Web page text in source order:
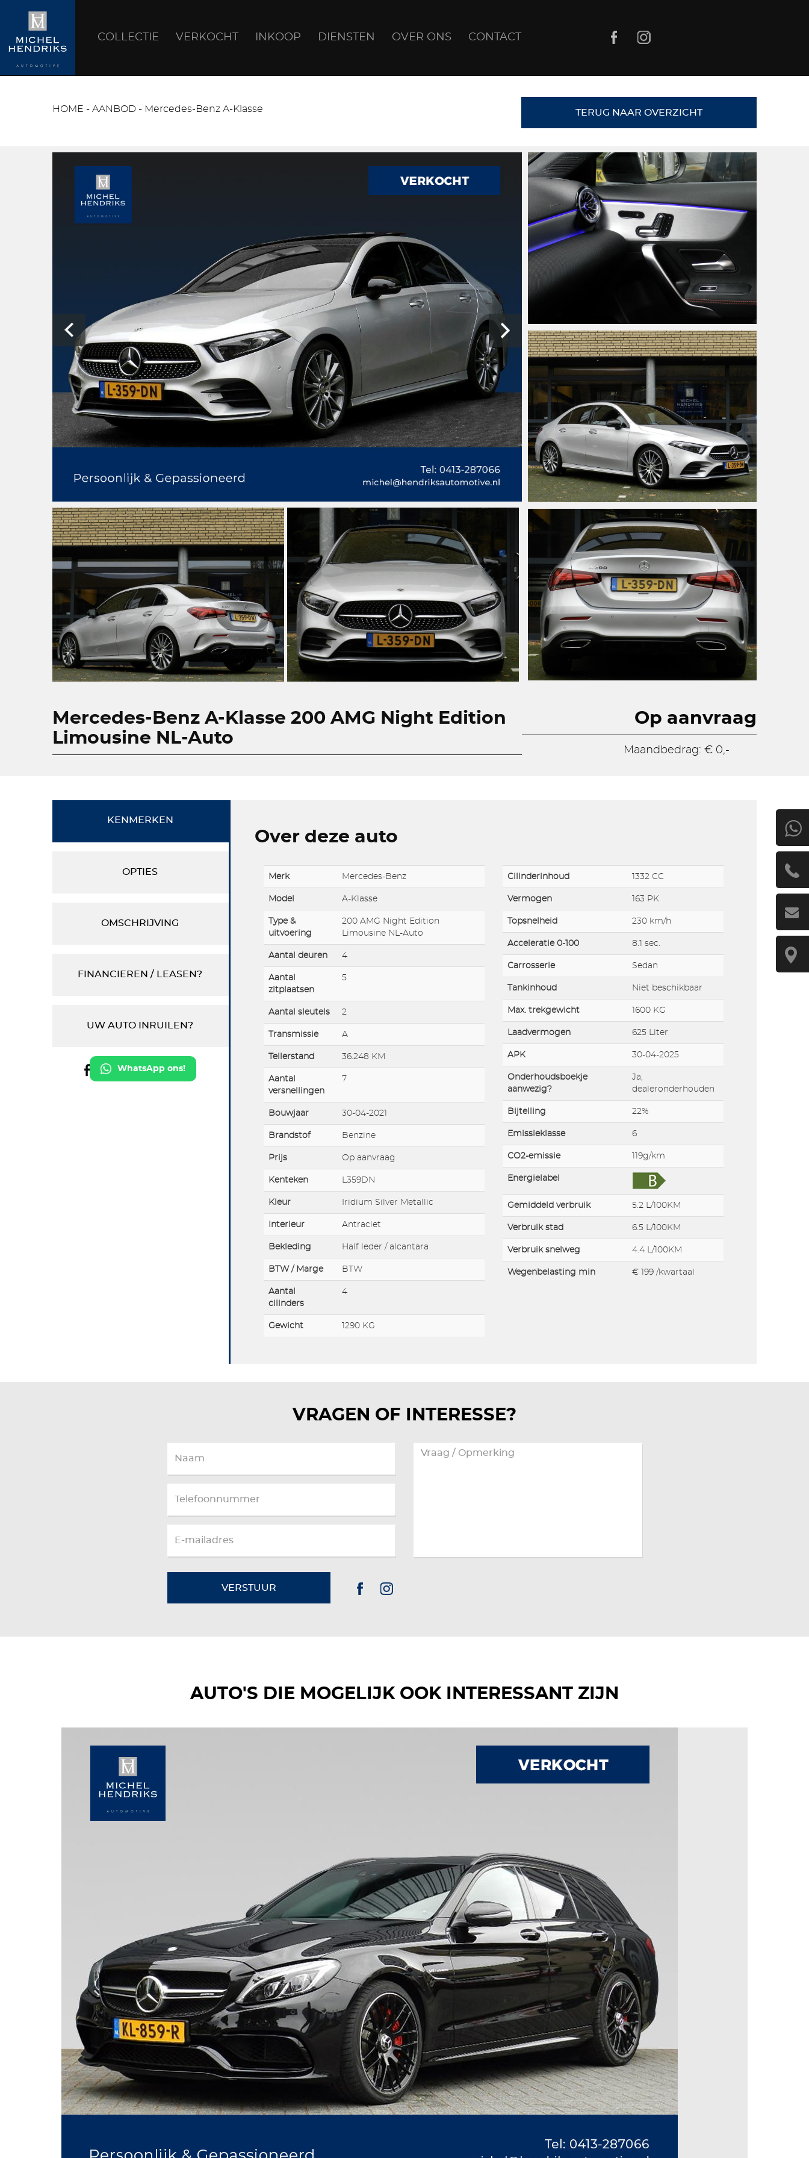
COLLECTIE VERKOCHT INKOOP DIENSTEN OVER ONS CONTACT
HOME - AANBOD - Mercedes-Benz A-Klasse TERUG NAAR OVERZICHT
Mercedes-Benz A-Klasse 200 AMG Night Edition
Limousine NL-Auto
Op aanvraag
Maandbedrag: € 0,-
KENMERKEN
OPTIES
OMSCHRIJVING
FINANCIEREN / LEASEN?
UW AUTO INRUILEN?
WhatsApp ons!
Over deze auto
Merk Mercedes-Benz
Model A-Klasse
Type &
uitvoering
200 AMG Night Edition
Limousine NL-Auto
Aantal deuren 4
Aantal
zitplaatsen
5
Aantal sleutels 2
Transmissie A
Tellerstand 36.248 KM
Aantal
versnellingen
7
Bouwjaar 30-04-2021
Brandstof Benzine
Prijs Op aanvraag
Kenteken L359DN
Kleur Iridium Silver Metallic
Interieur Antraciet
Bekleding Half leder / alcantara
BTW / Marge BTW
Aantal
cilinders
4
Gewicht 1290 KG
Cilinderinhoud 1332 CC
Vermogen 163 PK
Topsnelheid 230 km/h
Acceleratie 0-100 8.1 sec.
Carrosserie Sedan
Tankinhoud Niet beschikbaar
Max. trekgewicht 1600 KG
Laadvermogen 625 Liter
APK 30-04-2025
Onderhoudsboekje
aanwezig?
Ja,
dealeronderhouden
Bijtelling 22%
Emissieklasse 6
CO2-emissie 119g/km
Energielabel
Gemiddeld verbruik 5.2 L/100KM
Verbruik stad 6.5 L/100KM
Verbruik snelweg 4.4 L/100KM
Wegenbelasting min € 199 /kwartaal
VRAGEN OF INTERESSE?
VERSTUUR
AUTO'S DIE MOGELIJK OOK INTERESSANT ZIJN